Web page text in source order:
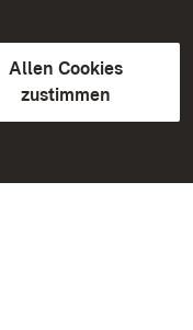
Allen Cookies
zustimmen